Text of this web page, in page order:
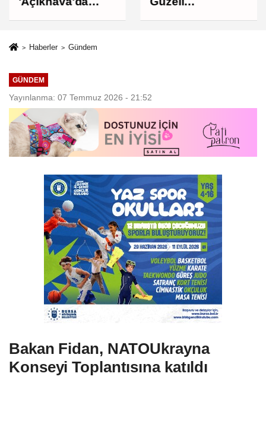
Haberler Gündem
GÜNDEM
Yayınlanma: 07 Temmuz 2026 - 21:52
Bakan Fidan, NATOUkrayna
Konseyi Toplantısına katıldı